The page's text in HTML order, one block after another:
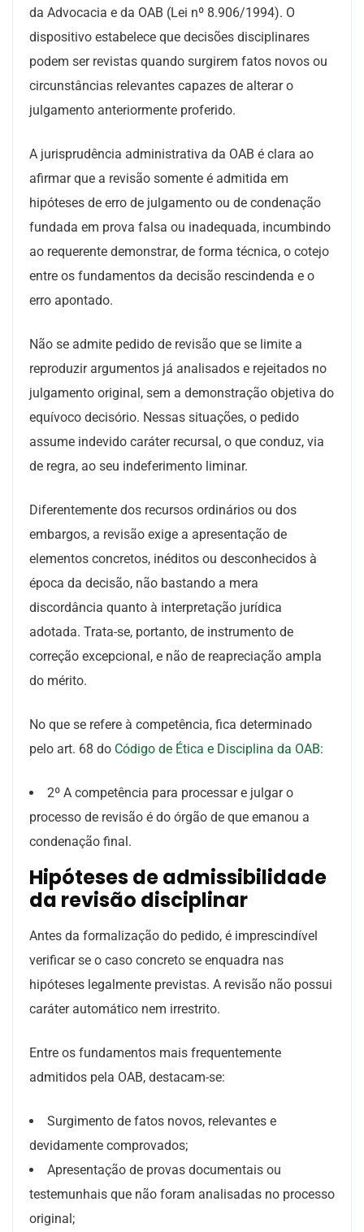
da Advocacia e da OAB (Lei nº 8.906/1994). O
dispositivo estabelece que decisões disciplinares
podem ser revistas quando surgirem fatos novos ou
circunstâncias relevantes capazes de alterar o
julgamento anteriormente proferido.
A jurisprudência administrativa da OAB é clara ao
afirmar que a revisão somente é admitida em
hipóteses de erro de julgamento ou de condenação
fundada em prova falsa ou inadequada, incumbindo
ao requerente demonstrar, de forma técnica, o cotejo
entre os fundamentos da decisão rescindenda e o
erro apontado.
Não se admite pedido de revisão que se limite a
reproduzir argumentos já analisados e rejeitados no
julgamento original, sem a demonstração objetiva do
equívoco decisório. Nessas situações, o pedido
assume indevido caráter recursal, o que conduz, via
de regra, ao seu indeferimento liminar.
Diferentemente dos recursos ordinários ou dos
embargos, a revisão exige a apresentação de
elementos concretos, inéditos ou desconhecidos à
época da decisão, não bastando a mera
discordância quanto à interpretação jurídica
adotada. Trata-se, portanto, de instrumento de
correção excepcional, e não de reapreciação ampla
do mérito.
No que se refere à competência, fica determinado
pelo art. 68 do Código de Ética e Disciplina da OAB:
2º A competência para processar e julgar o
processo de revisão é do órgão de que emanou a
condenação final.
Hipóteses de admissibilidade
da revisão disciplinar
Antes da formalização do pedido, é imprescindível
verificar se o caso concreto se enquadra nas
hipóteses legalmente previstas. A revisão não possui
caráter automático nem irrestrito.
Entre os fundamentos mais frequentemente
admitidos pela OAB, destacam-se:
Surgimento de fatos novos, relevantes e
devidamente comprovados;
Apresentação de provas documentais ou
testemunhais que não foram analisadas no processo
original;